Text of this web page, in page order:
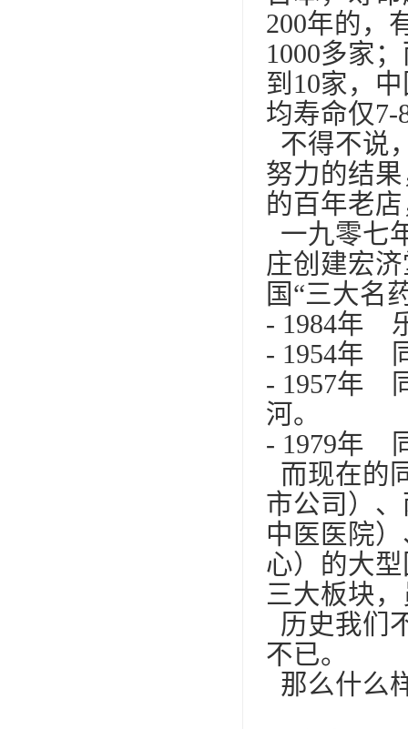
200年的，
1000多家
到10家，
均寿命仅7-
不得不说
努力的结
的百年老
一九零七
庄创建宏
国“三大名
- 1984年
- 1954年
- 1957年
河。
- 1979年
而现在的
市公司）
中医医院
心）的大
三大板块
历史我们
不已。
那么什么